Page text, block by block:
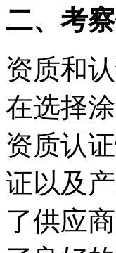
二、考
资质和
在选择
资质认
证以及
了供应